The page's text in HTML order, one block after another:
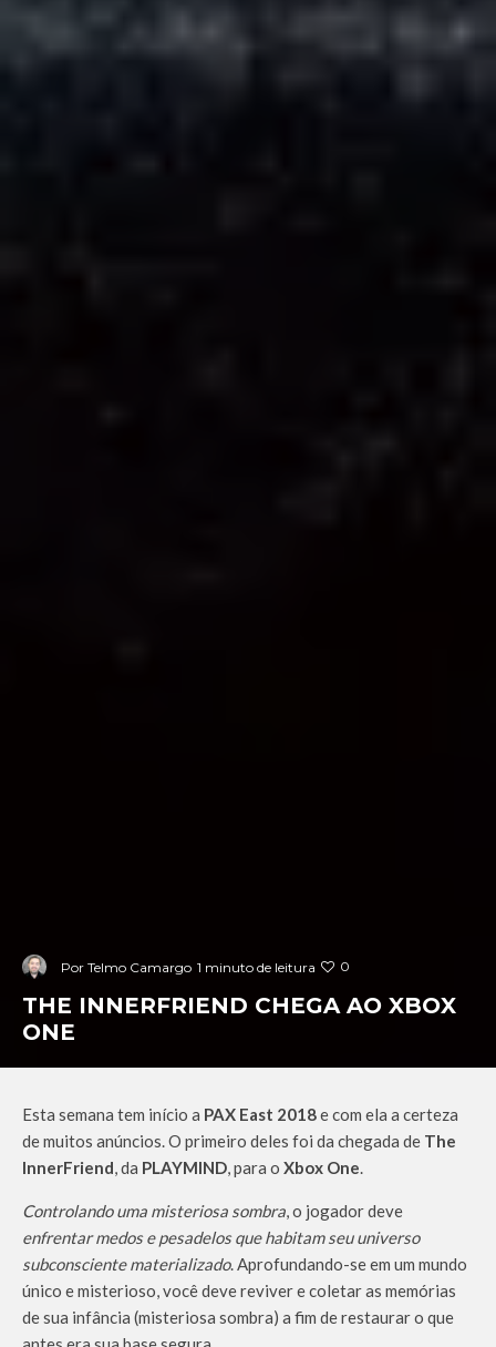
Por Telmo Camargo 1 minuto de leitura 0
THE INNERFRIEND CHEGA AO XBOX
ONE
Esta semana tem início a PAX East 2018e com ela a certeza
de muitos anúncios. O primeiro deles foi da chegada de The
InnerFriend, da PLAYMIND, para o Xbox One.
Controlando uma misteriosa sombra, o jogador deve
enfrentar medos e pesadelos que habitam seu universo
subconsciente materializado. Aprofundando-se em um mundo
único e misterioso, você deve reviver e coletar as memórias
de sua infância (misteriosa sombra) a fim de restaurar o que